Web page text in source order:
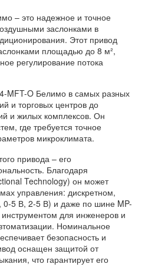
– это надежное и точное
заслонками в
Этот привод
площадью до 8 м²,
регулирование потока
MFT-O Белимо в самых разных
и торговых центров до
и жилых комплексов. Он
где требуется точное
микроклимата.
привода – его
Благодаря
Technology) он может
управления: дискретном,
5 В, 2-5 В) и даже по шине MP-
для инженеров и
Номинальное
безопасность и
оснащен защитой от
что гарантирует его